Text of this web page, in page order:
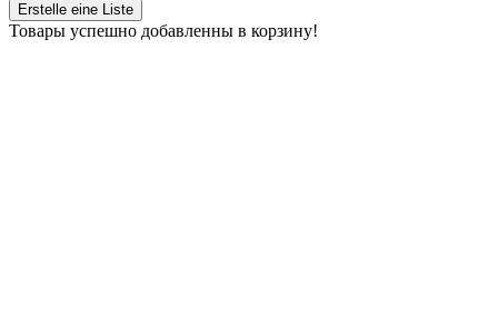
Erstelle eine Liste
Товары успешно добавленны в корзину!